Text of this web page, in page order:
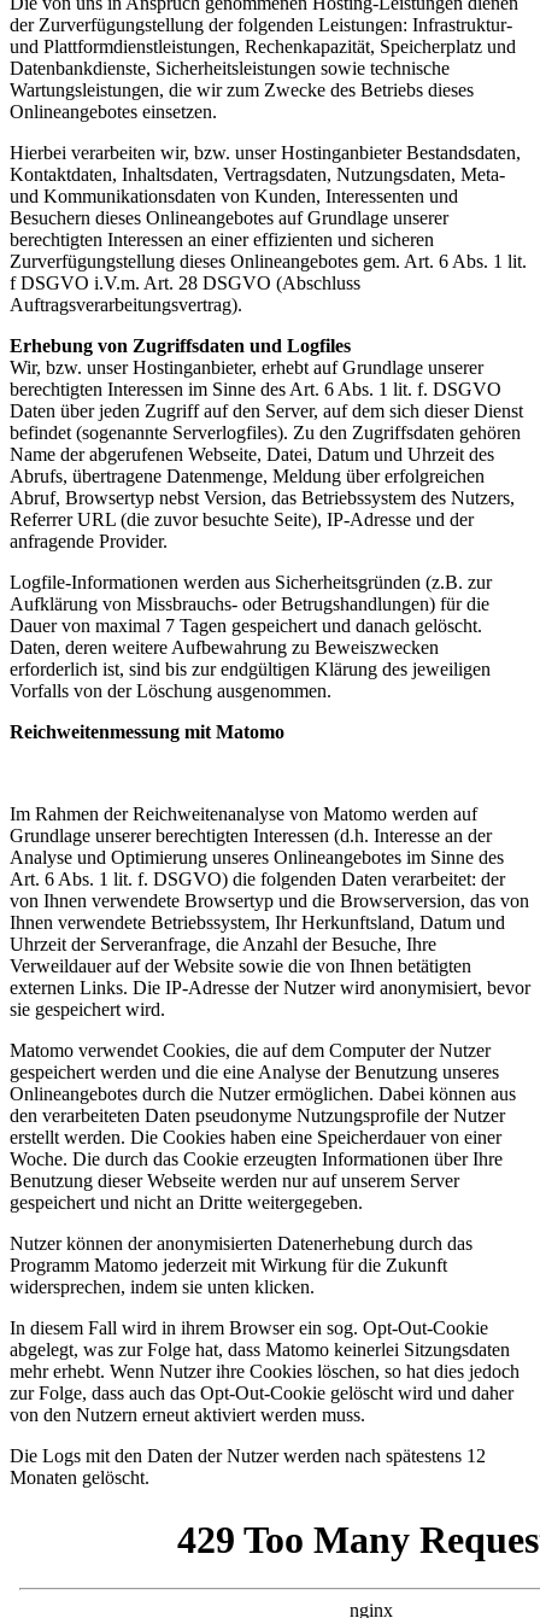
der Zurverfügungstellung der folgenden Leistungen: Infrastruktur-
und Plattformdienstleistungen, Rechenkapazität, Speicherplatz und
Datenbankdienste, Sicherheitsleistungen sowie technische
Wartungsleistungen, die wir zum Zwecke des Betriebs dieses
Onlineangebotes einsetzen.
Hierbei verarbeiten wir, bzw. unser Hostinganbieter Bestandsdaten,
Kontaktdaten, Inhaltsdaten, Vertragsdaten, Nutzungsdaten, Meta-
und Kommunikationsdaten von Kunden, Interessenten und
Besuchern dieses Onlineangebotes auf Grundlage unserer
berechtigten Interessen an einer effizienten und sicheren
Zurverfügungstellung dieses Onlineangebotes gem. Art. 6 Abs. 1 lit.
f DSGVO i.V.m. Art. 28 DSGVO (Abschluss
Auftragsverarbeitungsvertrag).
Erhebung von Zugriffsdaten und Logfiles
Wir, bzw. unser Hostinganbieter, erhebt auf Grundlage unserer
berechtigten Interessen im Sinne des Art. 6 Abs. 1 lit. f. DSGVO
Daten über jeden Zugriff auf den Server, auf dem sich dieser Dienst
befindet (sogenannte Serverlogfiles). Zu den Zugriffsdaten gehören
Name der abgerufenen Webseite, Datei, Datum und Uhrzeit des
Abrufs, übertragene Datenmenge, Meldung über erfolgreichen
Abruf, Browsertyp nebst Version, das Betriebssystem des Nutzers,
Referrer URL (die zuvor besuchte Seite), IP-Adresse und der
anfragende Provider.
Logfile-Informationen werden aus Sicherheitsgründen (z.B. zur
Aufklärung von Missbrauchs- oder Betrugshandlungen) für die
Dauer von maximal 7 Tagen gespeichert und danach gelöscht.
Daten, deren weitere Aufbewahrung zu Beweiszwecken
erforderlich ist, sind bis zur endgültigen Klärung des jeweiligen
Vorfalls von der Löschung ausgenommen.
Reichweitenmessung mit Matomo
Im Rahmen der Reichweitenanalyse von Matomo werden auf
Grundlage unserer berechtigten Interessen (d.h. Interesse an der
Analyse und Optimierung unseres Onlineangebotes im Sinne des
Art. 6 Abs. 1 lit. f. DSGVO) die folgenden Daten verarbeitet: der
von Ihnen verwendete Browsertyp und die Browserversion, das von
Ihnen verwendete Betriebssystem, Ihr Herkunftsland, Datum und
Uhrzeit der Serveranfrage, die Anzahl der Besuche, Ihre
Verweildauer auf der Website sowie die von Ihnen betätigten
externen Links. Die IP-Adresse der Nutzer wird anonymisiert, bevor
sie gespeichert wird.
Matomo verwendet Cookies, die auf dem Computer der Nutzer
gespeichert werden und die eine Analyse der Benutzung unseres
Onlineangebotes durch die Nutzer ermöglichen. Dabei können aus
den verarbeiteten Daten pseudonyme Nutzungsprofile der Nutzer
erstellt werden. Die Cookies haben eine Speicherdauer von einer
Woche. Die durch das Cookie erzeugten Informationen über Ihre
Benutzung dieser Webseite werden nur auf unserem Server
gespeichert und nicht an Dritte weitergegeben.
Nutzer können der anonymisierten Datenerhebung durch das
Programm Matomo jederzeit mit Wirkung für die Zukunft
widersprechen, indem sie unten klicken.
In diesem Fall wird in ihrem Browser ein sog. Opt-Out-Cookie
abgelegt, was zur Folge hat, dass Matomo keinerlei Sitzungsdaten
mehr erhebt. Wenn Nutzer ihre Cookies löschen, so hat dies jedoch
zur Folge, dass auch das Opt-Out-Cookie gelöscht wird und daher
von den Nutzern erneut aktiviert werden muss.
Die Logs mit den Daten der Nutzer werden nach spätestens 12
Monaten gelöscht.